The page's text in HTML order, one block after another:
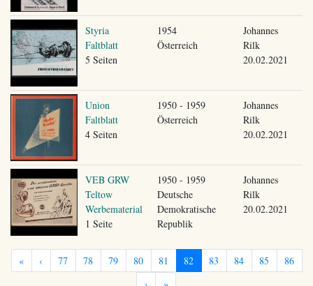
Styria
Faltblatt
5 Seiten
1954
Österreich
Johannes
Rilk
20.02.2021
Union
Faltblatt
4 Seiten
1950 - 1959
Österreich
Johannes
Rilk
20.02.2021
VEB GRW
Teltow
Werbematerial
1 Seite
1950 - 1959
Deutsche
Demokratische
Republik
Johannes
Rilk
20.02.2021
« ‹ 77 78 79 80 81 82 83 84 85
86
›
»